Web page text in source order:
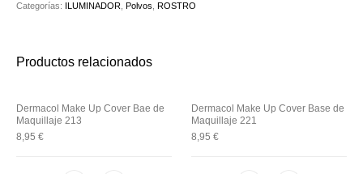
Categorías: ILUMINADOR ,Polvos ,ROSTRO
Productos relacionados
Dermacol Make Up Cover Bae de
Maquillaje 213
8,95€
Dermacol Make Up Cover Base de
Maquillaje 221
8,95 €